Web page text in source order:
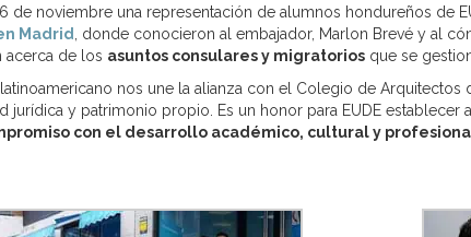
de noviembre una representación de alumnos hondureños de
Madrid, donde conocieron al embajador, Marlon Brevé y al
acerca de los asuntos consulares y migratorios que se
nos une la alianza con el Colegio de Arquitectos
jurídica y patrimonio propio. Es un honor para EUDE establecer
con el desarrollo académico, cultural y